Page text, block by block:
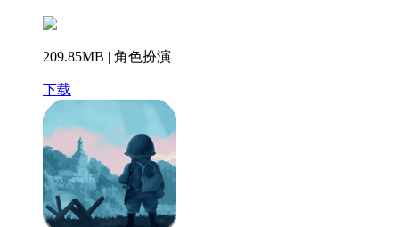
209.85MB | 角色扮演
下载